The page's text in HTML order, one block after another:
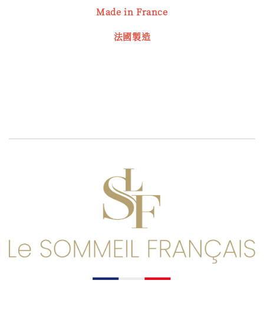
Made in France
法國製造